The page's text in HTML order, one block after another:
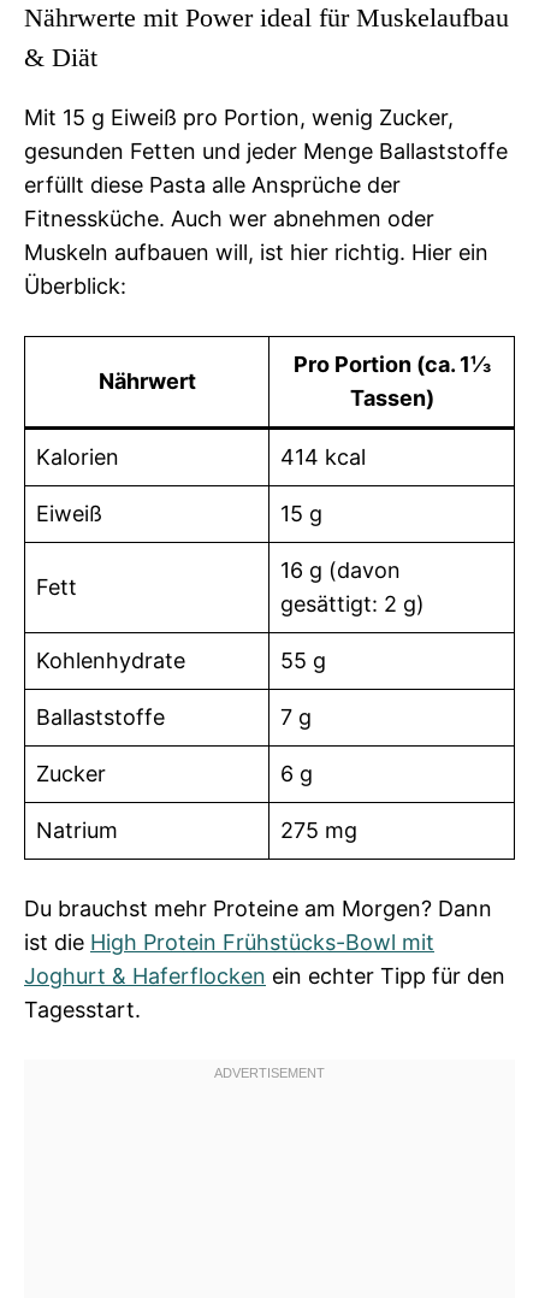
Nährwerte mit Power ideal für Muskelaufbau
& Diät
Mit 15 g Eiweiß pro Portion, wenig Zucker,
gesunden Fetten und jeder Menge Ballaststoffe
erfüllt diese Pasta alle Ansprüche der
Fitnessküche. Auch wer abnehmen oder
Muskeln aufbauen will, ist hier richtig. Hier ein
Überblick:
Nährwert
Pro Portion (ca. 1⅓
Tassen)
Kalorien 414 kcal
Eiweiß 15 g
Fett
16 g (davon
gesättigt: 2 g)
Kohlenhydrate 55 g
Ballaststoffe 7 g
Zucker 6 g
Natrium 275 mg
Du brauchst mehr Proteine am Morgen? Dann
ist die High Protein Frühstücks-Bowl mit
Joghurt & Haferflocken ein echter Tipp für den
Tagesstart.